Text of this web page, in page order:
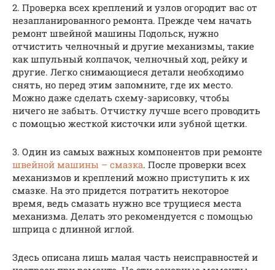
2. Проверка всех креплений и узлов огородит вас от
незапланированного ремонта. Прежде чем начать
ремонт швейной машины Подольск, нужно
отчистить челночный и другие механизмы, такие
как шпульный колпачок, челночный ход, рейку и
другие. Легко снимающиеся детали необходимо
снять, но перед этим запомните, где их место.
Можно даже сделать схему-зарисовку, чтобы
ничего не забыть. Отчистку лучше всего проводить
с помощью жесткой кисточки или зубной щетки.
3. Один из самых важных компонентов при ремонте
швейной машины – смазка. После проверки всех
механизмов и креплений можно приступить к их
смазке. На это придется потратить некоторое
время, ведь смазать нужно все трущиеся места
механизма. Делать это рекомендуется с помощью
шприца с длинной иглой.
Здесь описана лишь малая часть неисправностей и